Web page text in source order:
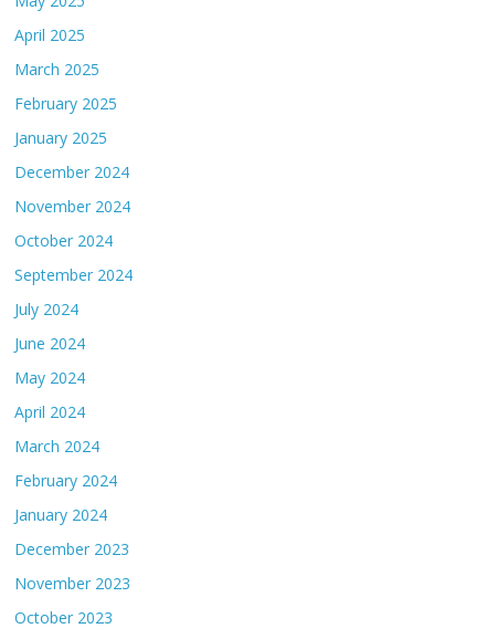
April 2025
March 2025
February 2025
January 2025
December 2024
November 2024
October 2024
September 2024
July 2024
June 2024
May 2024
April 2024
March 2024
February 2024
January 2024
December 2023
November 2023
October 2023